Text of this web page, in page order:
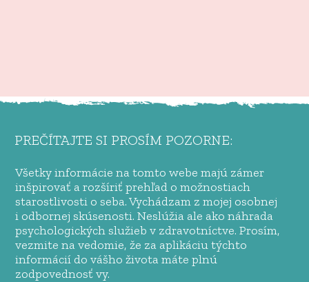
PREČÍTAJTE SI PROSÍM POZORNE:
Všetky informácie na tomto webe majú zámer
inšpirovať a rozšíriť prehľad o možnostiach
starostlivosti o seba. Vychádzam z mojej osobnej
i odbornej skúsenosti. Neslúžia ale ako náhrada
psychologických služieb v zdravotníctve. Prosím,
vezmite na vedomie, že za aplikáciu týchto
informácií do vášho života máte plnú
zodpovednosť vy.